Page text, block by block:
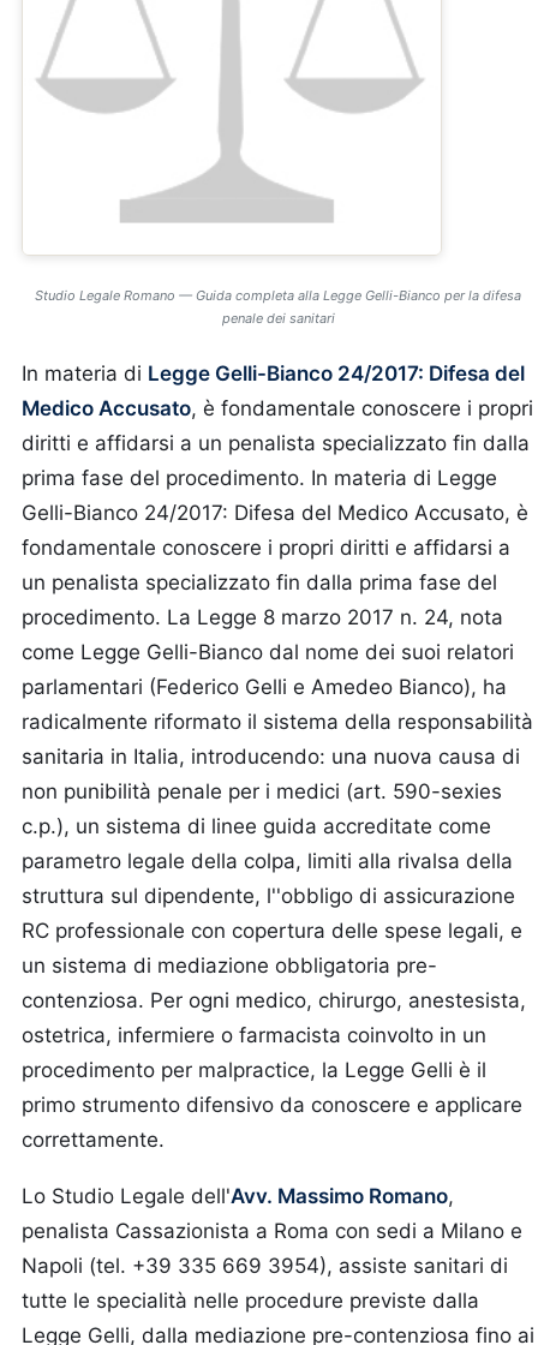
Studio Legale Romano — Guida completa alla Legge Gelli-Bianco per la difesa
penale dei sanitari
In materia di Legge Gelli-Bianco 24/2017: Difesa del
Medico Accusato, è fondamentale conoscere i propri
diritti e affidarsi a un penalista specializzato fin dalla
prima fase del procedimento. In materia di Legge
Gelli-Bianco 24/2017: Difesa del Medico Accusato, è
fondamentale conoscere i propri diritti e affidarsi a
un penalista specializzato fin dalla prima fase del
procedimento. La Legge 8 marzo 2017 n. 24, nota
come Legge Gelli-Bianco dal nome dei suoi relatori
parlamentari (Federico Gelli e Amedeo Bianco), ha
radicalmente riformato il sistema della responsabilità
sanitaria in Italia, introducendo: una nuova causa di
non punibilità penale per i medici (art. 590-sexies
c.p.), un sistema di linee guida accreditate come
parametro legale della colpa, limiti alla rivalsa della
struttura sul dipendente, l''obbligo di assicurazione
RC professionale con copertura delle spese legali, e
un sistema di mediazione obbligatoria pre-
contenziosa. Per ogni medico, chirurgo, anestesista,
ostetrica, infermiere o farmacista coinvolto in un
procedimento per malpractice, la Legge Gelli è il
primo strumento difensivo da conoscere e applicare
correttamente.
Lo Studio Legale dell'Avv. Massimo Romano,
penalista Cassazionista a Roma con sedi a Milano e
Napoli (tel. +39 335 669 3954), assiste sanitari di
tutte le specialità nelle procedure previste dalla
Legge Gelli, dalla mediazione pre-contenziosa fino ai